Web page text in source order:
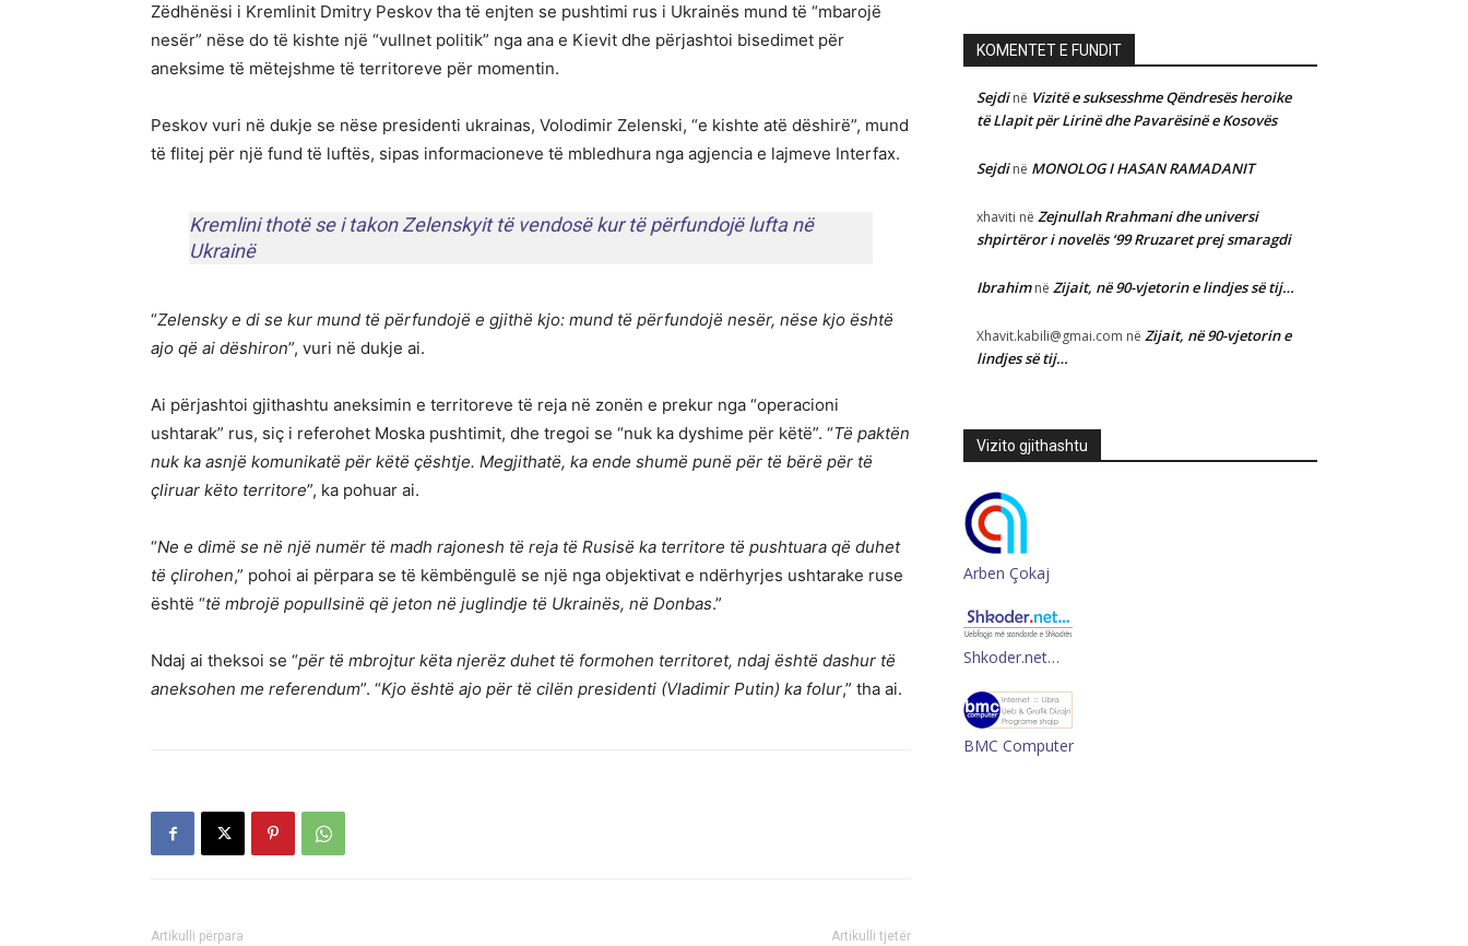
Zëdhënësi i Kremlinit Dmitry Peskov tha të enjten se pushtimi rus i Ukrainës mund të “mbarojë
nesër” nëse do të kishte një “vullnet politik” nga ana e Kievit dhe përjashtoi bisedimet për
aneksime të mëtejshme të territoreve për momentin.
Peskov vuri në dukje se nëse presidenti ukrainas, Volodimir Zelenski, “e kishte atë dëshirë”, mund
të flitej për një fund të luftës, sipas informacioneve të mbledhura nga agjencia e lajmeve Interfax.
Kremlini thotë se i takon Zelenskyit të vendosë kur të përfundojë lufta në
Ukrainë
“Zelensky e di se kur mund të përfundojë e gjithë kjo: mund të përfundojë nesër, nëse kjo është
ajo që ai dëshiron”, vuri në dukje ai.
Ai përjashtoi gjithashtu aneksimin e territoreve të reja në zonën e prekur nga “operacioni
ushtarak” rus, siç i referohet Moska pushtimit, dhe tregoi se “nuk ka dyshime për këtë”. “Të paktën
nuk ka asnjë komunikatë për këtë çështje. Megjithatë, ka ende shumë punë për të bërë për të
çliruar këto territore”, ka pohuar ai.
“Ne e dimë se në një numër të madh rajonesh të reja të Rusisë ka territore të pushtuara që duhet
të çlirohen,” pohoi ai përpara se të këmbëngulë se një nga objektivat e ndërhyrjes ushtarake ruse
është “të mbrojë popullsinë që jeton në juglindje të Ukrainës, në Donbas.”
Ndaj ai theksoi se “për të mbrojtur këta njerëz duhet të formohen territoret, ndaj është dashur të
aneksohen me referendum”. “Kjo është ajo për të cilën presidenti (Vladimir Putin) ka folur,” tha ai.
Artikulli përpara Artikulli tjetër
KOMENTET E FUNDIT
Sejdinë Vizitë e suksesshme Qëndresës heroike
të Llapit për Lirinë dhe Pavarësinë e Kosovës
Sejdinë MONOLOG I HASAN RAMADANIT
xhaviti në Zejnullah Rrahmani dhe universi
shpirtëror i novelës ‘99 Rruzaret prej smaragdi
Ibrahimnë Zijait, në 90-vjetorin e lindjes së tij…
Xhavit.kabili@gmai.com në Zijait, në 90-vjetorin e
lindjes së tij…
Vizito gjithashtu
Arben Çokaj
Shkoder.net…
BMC Computer